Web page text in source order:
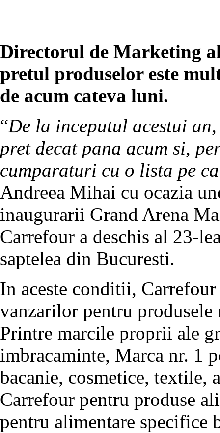
Directorul de Marketing
pretul produselor este
de acum cateva luni.
“De la inceputul acestui
pret decat pana acum si,
cumparaturi cu o lista pe
Andreea Mihai cu ocazia
inaugurarii Grand Arena
Carrefour a deschis al 23-
saptelea din Bucuresti.
In aceste conditii,
vanzarilor pentru produsele
Printre marcile proprii ale
imbracaminte, Marca nr. 1
bacanie, cosmetice, textile,
Carrefour pentru produse
pentru alimentare specifice